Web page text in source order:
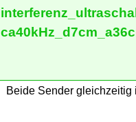
Beide Sender gleichzeitig